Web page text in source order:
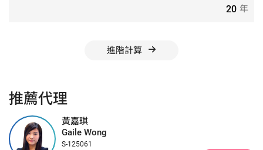
年
進階計算
推薦代理
黃嘉琪
Gaile Wong
S-125061